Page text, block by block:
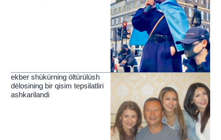
ekber shükürning öltürülüsh
délosining bir qisim tepsilatliri
ashkarilandi